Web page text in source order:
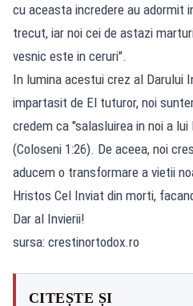
cu aceasta incredere au adormit
trecut, iar noi cei de astazi
vesnic este in ceruri".
In lumina acestui crez al Darului
impartasit de El tuturor, noi
credem ca "salasluirea in noi a
(Coloseni 1:26). De aceea, noi
aducem o transformare a vietii
Hristos Cel Inviat din morti,
Dar al Invierii!
sursa: crestinortodox.ro
CITEȘTE ȘI